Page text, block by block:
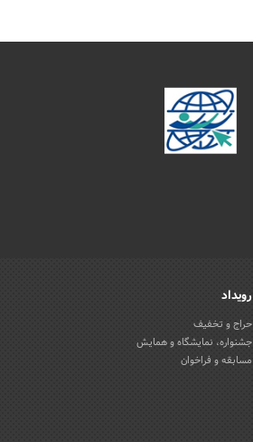
رویداد
حراج و تخفیف
جشنواره، نمایشگاه و همایش
مسابقه و فراخوان